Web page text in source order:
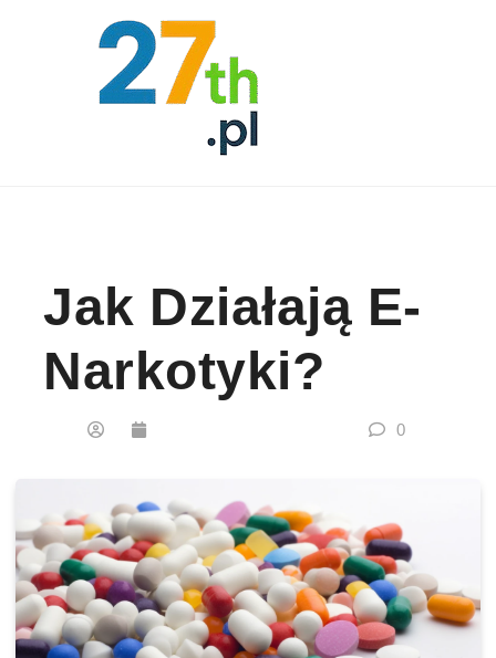
Jak Działają E-
Narkotyki?
0